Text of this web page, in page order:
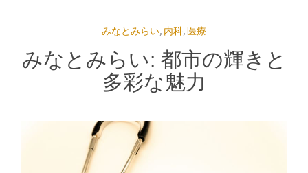
みなとみらい, 内科, 医療
みなとみらい: 都市の輝きと
多彩な魅力